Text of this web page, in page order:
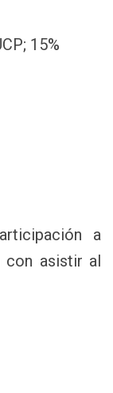
15%
a
con asistir al